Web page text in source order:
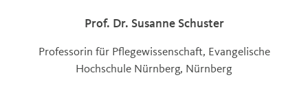
Prof. Dr. Susanne Schuster
Professorin für Pflegewissenschaft, Evangelische
Hochschule Nürnberg, Nürnberg